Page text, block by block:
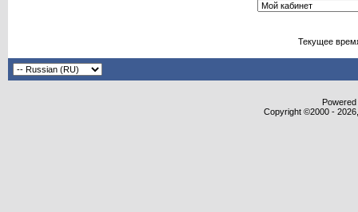
Текущее
Copyright ©2000 -